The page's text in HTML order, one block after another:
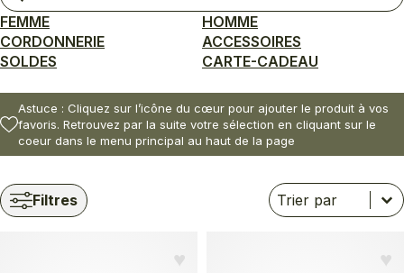
FEMME
HOMME
CORDONNERIE
ACCESSOIRES
SOLDES
CARTE-CADEAU
Astuce : Cliquez sur l’icône du cœur pour ajouter le produit à vos
favoris. Retrouvez par la suite votre sélection en cliquant sur le
coeur dans le menu principal au haut de la page
Filtres Trier
Trier le contenu
Trier le contenu
♥︎ ♥︎